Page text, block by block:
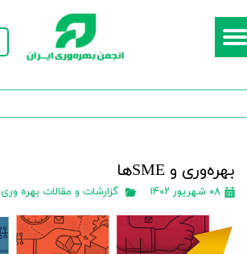
حساب کاربری من
بهره‌وری و SMEها
۰۸ شهریور ۱۴۰۲ گزارشات و مقالات بهره وری